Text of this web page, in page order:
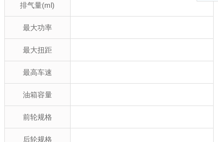
排气量(ml)
最大功率
最大扭距
最高车速
油箱容量
前轮规格
后轮规格